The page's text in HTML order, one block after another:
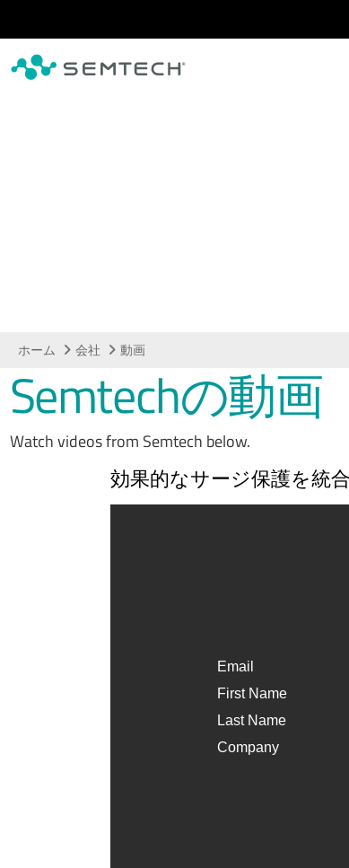
ホーム 会社 動画
Semtechの動画
Watch videos from Semtech below.
効果的なサージ保護を統